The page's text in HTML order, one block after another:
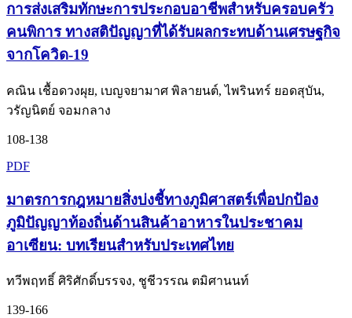
การส่งเสริมทักษะการประกอบอาชีพสำหรับครอบครัว
คนพิการ ทางสติปัญญาที่ได้รับผลกระทบด้านเศรษฐกิจ
จากโควิด-19
คณิน เชื้อดวงผุย, เบญจยามาศ พิลายนต์, ไพรินทร์ ยอดสุบัน,
วรัญนิตย์ จอมกลาง
108-138
PDF
มาตรการกฎหมายสิ่งบ่งชี้ทางภูมิศาสตร์เพื่อปกป้อง
ภูมิปัญญาท้องถิ่นด้านสินค้าอาหารในประชาคม
อาเซียน: บทเรียนสำหรับประเทศไทย
ทวีพฤทธิ์ ศิริศักดิ์บรรจง, ชูชีวรรณ ตมิศานนท์
139-166